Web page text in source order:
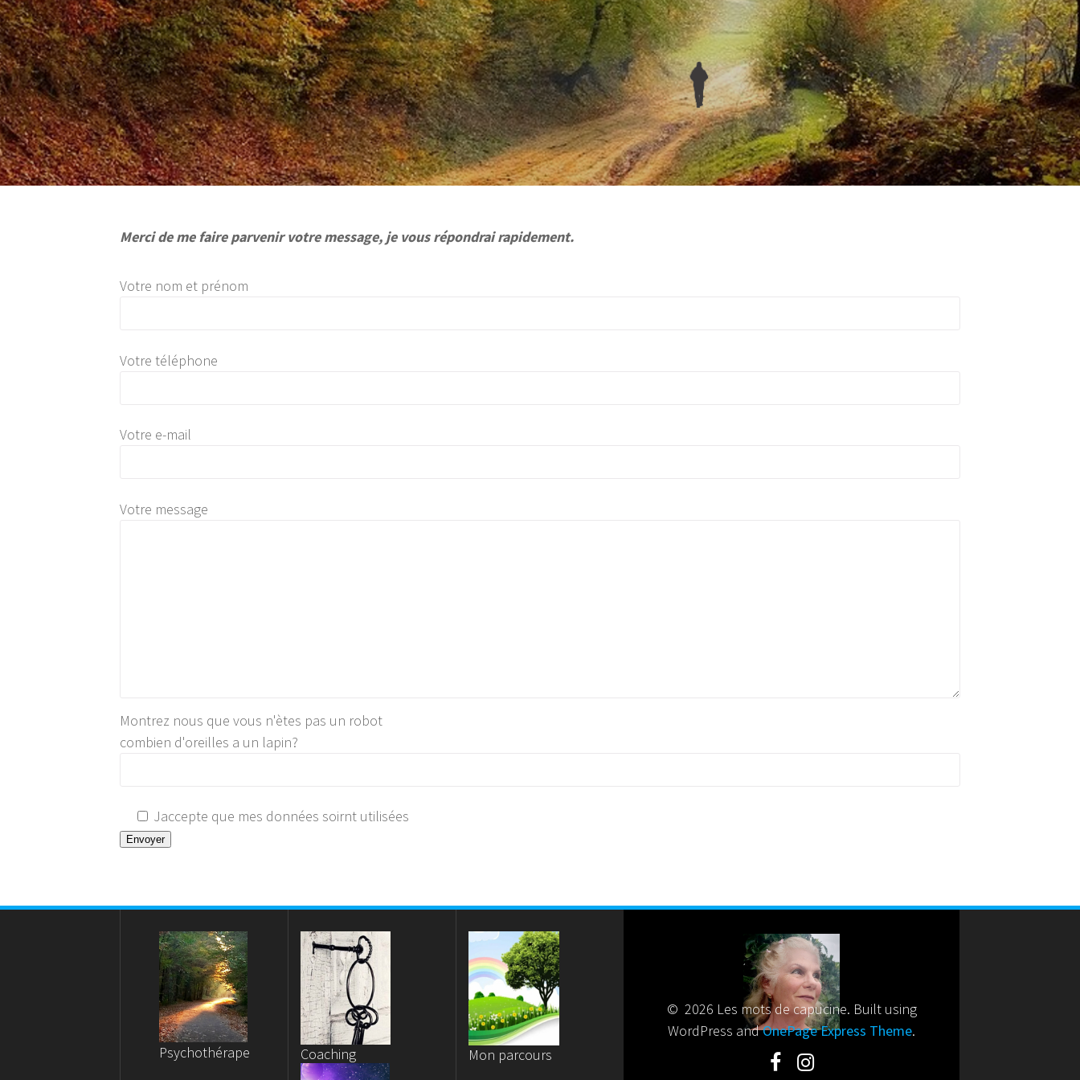
Merci de me faire parvenir votre message, je vous répondrai rapidement.
Votre nom et prénom
Votre téléphone
Votre e-mail
Votre message
Montrez nous que vous n'ètes pas un robot
combien d'oreilles a un lapin?
Jaccepte que mes données soirnt utilisées
Psychothérape Coaching Mon parcours
© 2026 Les mots de capucine. Built using
WordPress andOnePage Express Theme.